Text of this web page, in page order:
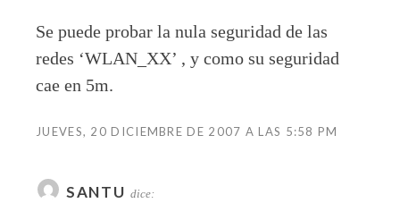
Se puede probar la nula seguridad de las
redes ‘WLAN_XX’ , y como su seguridad
cae en 5m.
JUEVES, 20 DICIEMBRE DE 2007 A LAS 5:58 PM
SANTU dice: